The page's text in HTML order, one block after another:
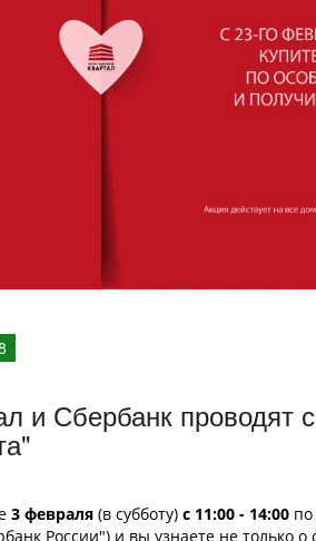
и Сбербанк проводят
3 февраля (в субботу) с 11:00 - 14:00
России") и вы узнаете не только